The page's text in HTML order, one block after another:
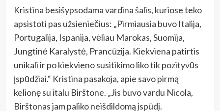
Kristina besišypsodama vardina šalis, kuriose teko
apsistoti pas užsieniečius: „Pirmiausia buvo Italija,
Portugalija, Ispanija, vėliau Marokas, Suomija,
Jungtinė Karalystė, Prancūzija. Kiekviena patirtis
unikali ir po kiekvieno susitikimo liko tik pozityvūs
įspūdžiai.“ Kristina pasakoja, apie savo pirmą
kelionę su italu Birštone. „Jis buvo vardu Nicola,
Birštonas jam paliko neišdildomą įspūdį.